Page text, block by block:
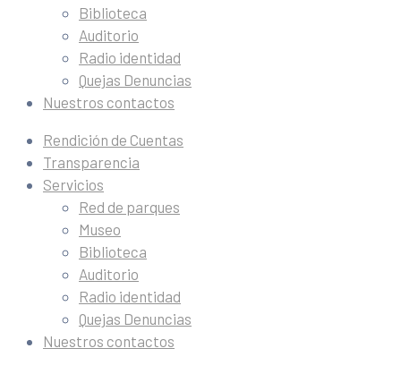
Biblioteca
Auditorio
Radio identidad
Quejas Denuncias
Nuestros contactos
Rendición de Cuentas
Transparencia
Servicios
Red de parques
Museo
Biblioteca
Auditorio
Radio identidad
Quejas Denuncias
Nuestros contactos